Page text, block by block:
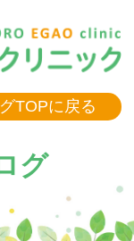
TOPに戻る
グ